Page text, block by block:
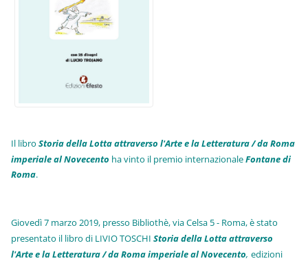
Il libroStoria della Lotta attraverso l'Arte e la Letteratura / da Roma
imperiale al Novecento ha vinto il premio internazionaleFontane di
Roma.
Giovedì 7 marzo 2019, presso Bibliothè, via Celsa 5 - Roma, è stato
presentato il libro di LIVIO TOSCHIStoria della Lotta attraverso
l'Arte e la Letteratura / da Roma imperiale al Novecento, edizioni